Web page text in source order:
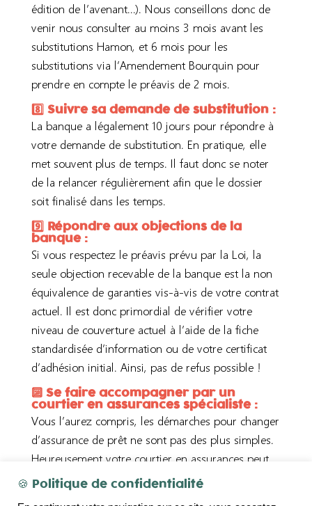
édition de l’avenant…). Nous conseillons donc de
venir nous consulter au moins 3 mois avant les
substitutions Hamon, et 6 mois pour les
substitutions via l’Amendement Bourquin pour
prendre en compte le préavis de 2 mois.
8️⃣ Suivre sa demande de substitution :
La banque a légalement 10 jours pour répondre à
votre demande de substitution. En pratique, elle
met souvent plus de temps. Il faut donc se noter
de la relancer régulièrement afin que le dossier
soit finalisé dans les temps.
9️⃣ Répondre aux objections de la
banque :
Si vous respectez le préavis prévu par la Loi, la
seule objection recevable de la banque est la non
équivalence de garanties vis-à-vis de votre contrat
actuel. Il est donc primordial de vérifier votre
niveau de couverture actuel à l’aide de la fiche
standardisée d’information ou de votre certificat
d’adhésion initial. Ainsi, pas de refus possible !
🔟 Se faire accompagner par un
courtier en assurances spécialiste :
Vous l’aurez compris, les démarches pour changer
d’assurance de prêt ne sont pas des plus simples.
Heureusement votre courtier en assurances peut
vous aider dans ces démarches de substitution, ou
🍪 Politique de confidentialité